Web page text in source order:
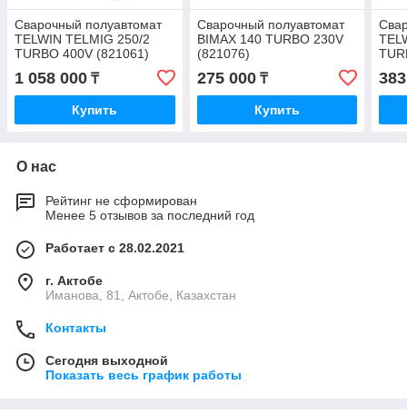
Сварочный полуавтомат
TELWIN TELMIG 250/2
TURBO 400V (821061)
1 058 000 ₸
Купить
Сварочный полуавтомат
BIMAX 140 TURBO 230V
(821076)
275 000₸
Купить
О нас
Рейтинг не сформирован
Менее 5 отзывов за последний год
Работает с 28.02.2021
г. Актобе
Иманова, 81, Актобе, Казахстан
Контакты
Сегодня выходной
Показать весь график работы